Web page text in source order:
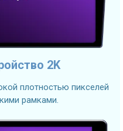
2K
плотностью пикселей
рамками.